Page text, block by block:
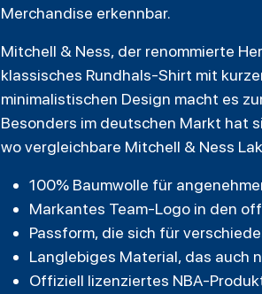
Merchandise erkennbar.
Mitchell & Ness, der renommierte
klassisches Rundhals-Shirt mit
minimalistischen Design macht es
Besonders im deutschen Markt hat
wo vergleichbare Mitchell & Ness
100% Baumwolle für
Markantes Team-Logo in den
Passform, die sich für
Langlebiges Material, das auch
Offiziell lizenziertes NBA-